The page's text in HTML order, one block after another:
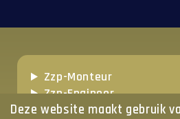
Deze website maakt gebruik
Zzp-Monteur
Zzp-Engineer
Zzp-Werkvoorbereider